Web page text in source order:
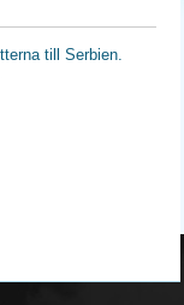
till Serbien.